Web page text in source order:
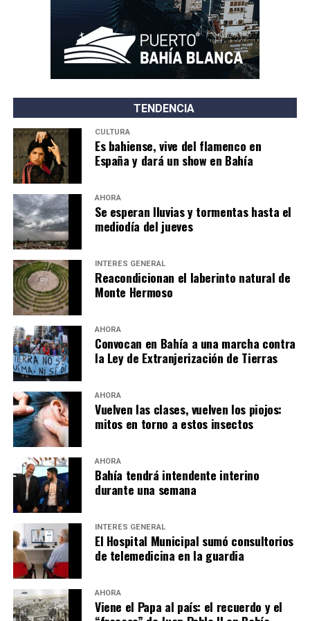
necesidad de proteger las tierras nacionales y los
recursos estratégicos frente a la venta de grandes
extensiones a particulares nacionales y extranjeros.
Según expresaron, la iniciativa actualmente en debate
extranjerización del territorio nacional”, por lo que
reafirmó su decisión de defender los derechos colectivos
y territoriales de los pueblos indígenas.
TENDENCIA
CULTURA
Es bahiense, vive del flamenco en
España y dará un show en Bahía
AHORA
Se esperan lluvias y tormentas hasta el
mediodía del jueves
INTERÉS GENERAL
Reacondicionan el laberinto natural de
Monte Hermoso
AHORA
Convocan en Bahía a una marcha contra
la Ley de Extranjerización de Tierras
AHORA
Vuelven las clases, vuelven los piojos:
mitos en torno a estos insectos
AHORA
Bahía tendrá intendente interino
durante una semana
INTERÉS GENERAL
El Hospital Municipal sumó consultorios
de telemedicina en la guardia
AHORA
Viene el Papa al país: el recuerdo y el